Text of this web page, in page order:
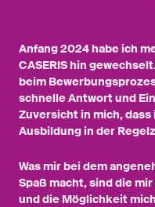
Anfang 2024 habe ich
CASERIS hin
beim
schnelle Antwort und
Zuversicht in mich,
Ausbildung in der
Was mir bei dem
Spaß macht, sind die
und die Möglichkeit